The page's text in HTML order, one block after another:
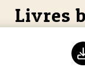
Livres